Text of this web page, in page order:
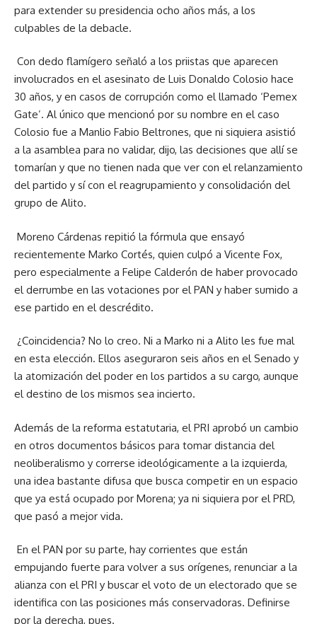
para extender su presidencia ocho años más, a los
culpables de la debacle.
Con dedo flamígero señaló a los priistas que aparecen
involucrados en el asesinato de Luis Donaldo Colosio hace
30 años, y en casos de corrupción como el llamado ‘Pemex
Gate’. Al único que mencionó por su nombre en el caso
Colosio fue a Manlio Fabio Beltrones, que ni siquiera asistió
a la asamblea para no validar, dijo, las decisiones que allí se
tomarían y que no tienen nada que ver con el relanzamiento
del partido y sí con el reagrupamiento y consolidación del
grupo de Alito.
Moreno Cárdenas repitió la fórmula que ensayó
recientemente Marko Cortés, quien culpó a Vicente Fox,
pero especialmente a Felipe Calderón de haber provocado
el derrumbe en las votaciones por el PAN y haber sumido a
ese partido en el descrédito.
¿Coincidencia? No lo creo. Ni a Marko ni a Alito les fue mal
en esta elección. Ellos aseguraron seis años en el Senado y
la atomización del poder en los partidos a su cargo, aunque
el destino de los mismos sea incierto.
Además de la reforma estatutaria, el PRI aprobó un cambio
en otros documentos básicos para tomar distancia del
neoliberalismo y correrse ideológicamente a la izquierda,
una idea bastante difusa que busca competir en un espacio
que ya está ocupado por Morena; ya ni siquiera por el PRD,
que pasó a mejor vida.
En el PAN por su parte, hay corrientes que están
empujando fuerte para volver a sus orígenes, renunciar a la
alianza con el PRI y buscar el voto de un electorado que se
identifica con las posiciones más conservadoras. Definirse
por la derecha, pues.